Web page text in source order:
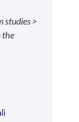
studies >
the